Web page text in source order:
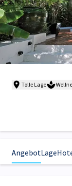
Tolle Lage
AngebotLage